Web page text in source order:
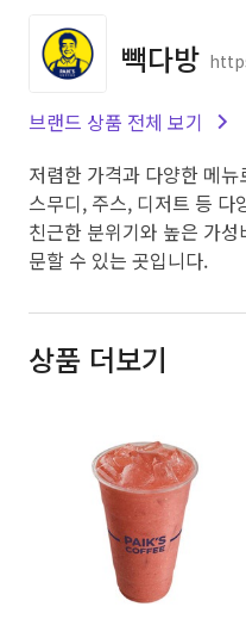
빽다방
브랜드 상품 전체 보기
저렴한 가격과 다양한 메
스무디, 주스, 디저트 등 다
친근한 분위기와 높은 가
문할 수 있는 곳입니다.
상품 더보기